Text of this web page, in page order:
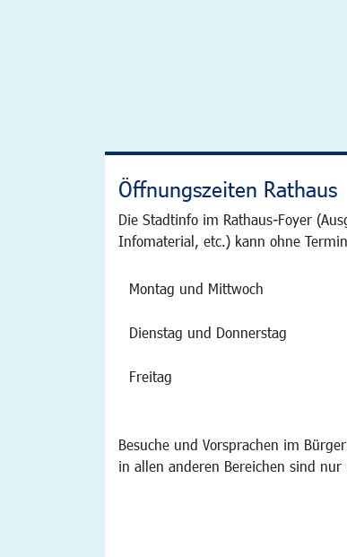
Öffnungszeiten Rathaus
Die Stadtinfo im Rathaus-Foyer
Infomaterial, etc.) kann ohne
Montag und Mittwoch
Dienstag und Donnerstag
Freitag
Besuche und Vorsprachen im
in allen anderen Bereichen sind